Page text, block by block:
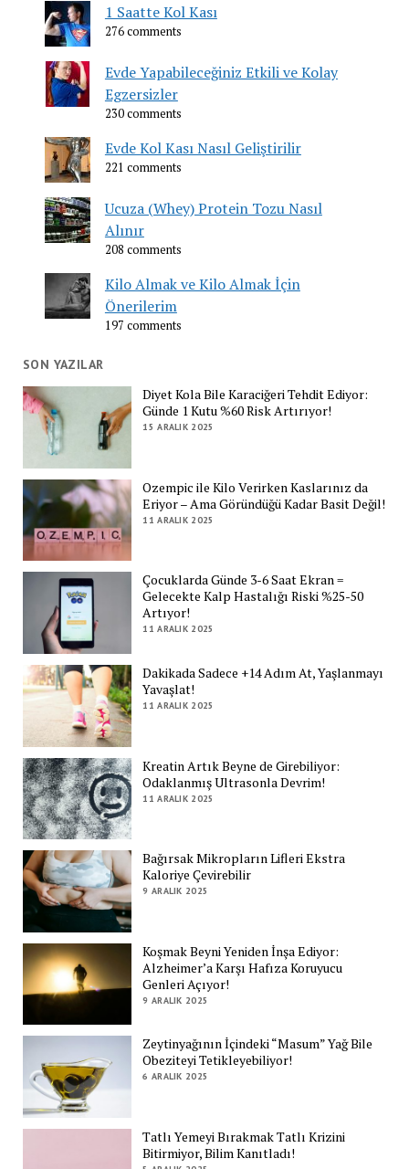
1 Saatte Kol Kası
276 comments
Evde Yapabileceğiniz Etkili ve Kolay
Egzersizler
230 comments
Evde Kol Kası Nasıl Geliştirilir
221 comments
Ucuza (Whey) Protein Tozu Nasıl
Alınır
208 comments
Kilo Almak ve Kilo Almak İçin
Önerilerim
197 comments
SON YAZILAR
Diyet Kola Bile Karaciğeri Tehdit Ediyor:
Günde 1 Kutu %60 Risk Artırıyor!
15 ARALIK 2025
Ozempic ile Kilo Verirken Kaslarınız da
Eriyor – Ama Göründüğü Kadar Basit Değil!
11 ARALIK 2025
Çocuklarda Günde 3-6 Saat Ekran =
Gelecekte Kalp Hastalığı Riski %25-50
Artıyor!
11 ARALIK 2025
Dakikada Sadece +14 Adım At, Yaşlanmayı
Yavaşlat!
11 ARALIK 2025
Kreatin Artık Beyne de Girebiliyor:
Odaklanmış Ultrasonla Devrim!
11 ARALIK 2025
Bağırsak Mikropların Lifleri Ekstra
Kaloriye Çevirebilir
9 ARALIK 2025
Koşmak Beyni Yeniden İnşa Ediyor:
Alzheimer’a Karşı Hafıza Koruyucu
Genleri Açıyor!
9 ARALIK 2025
Zeytinyağının İçindeki “Masum” Yağ Bile
Obeziteyi Tetikleyebiliyor!
6 ARALIK 2025
Tatlı Yemeyi Bırakmak Tatlı Krizini
Bitirmiyor, Bilim Kanıtladı!